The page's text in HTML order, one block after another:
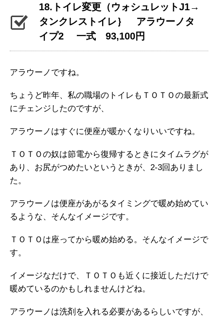
18.トイレ変更（ウォシュレットJ1→
タンクレストイレ｝ アラウーノタ
イプ2 一式 93,100円
アラウーノですね。
ちょうど昨年、私の職場のトイレもＴＯＴＯの最新式
にチェンジしたのですが、
アラウーノはすぐに便座が暖かくなりいいですね。
ＴＯＴＯの奴は節電から復帰するときにタイムラグが
あり、お尻がつめたいというときが、2-3回ありまし
た。
アラウーノは便座があがるタイミングで暖め始めてい
るような、そんなイメージです。
ＴＯＴＯは座ってから暖め始める。そんなイメージで
す。
イメージなだけで、ＴＯＴＯも近くに接近しただけで
暖めているのかもしれませんけどね。
アラウーノは洗剤を入れる必要があるらしいですが、